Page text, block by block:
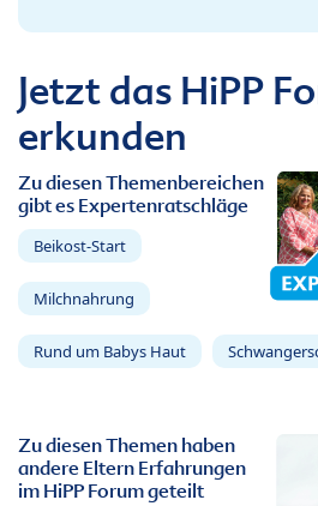
Jetzt das HiPP
erkunden
Zu diesen Themenbereichen
gibt es Expertenratschläge
Beikost-Start
Milchnahrung
Rund um Babys Haut
Zu diesen Themen haben
andere Eltern Erfahrungen
im HiPP Forum geteilt